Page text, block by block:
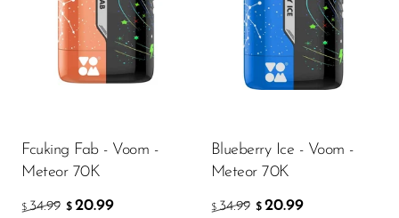
Suorin
SWFT
VapMod
Fcuking Fab - Voom -
Meteor 70K
$ 34.99 $ 20.99
Blueberry Ice - Voom -
Meteor 70K
$ 34.99 $ 20.99